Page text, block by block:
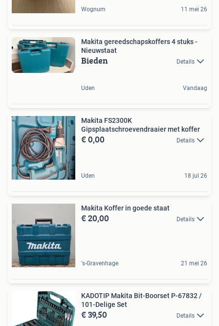
Wognum 11 mei 26
Makita gereedschapskoffers 4 stuks -
Nieuwstaat
Bieden Details
Uden Vandaag
Makita FS2300K
Gipsplaatschroevendraaier met koffer
€ 0,00 Details
Uden 18 jul 26
Makita Koffer in goede staat
€ 20,00 Details
's-Gravenhage 21 mei 26
KADOTIP Makita Bit-Boorset P-67832 /
101-Delige Set
€ 39,50 Details